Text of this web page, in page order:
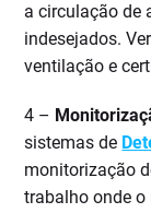
a circulação de
indesejados.
ventilação e
4 –
sistemas de
monitorização
trabalho onde o